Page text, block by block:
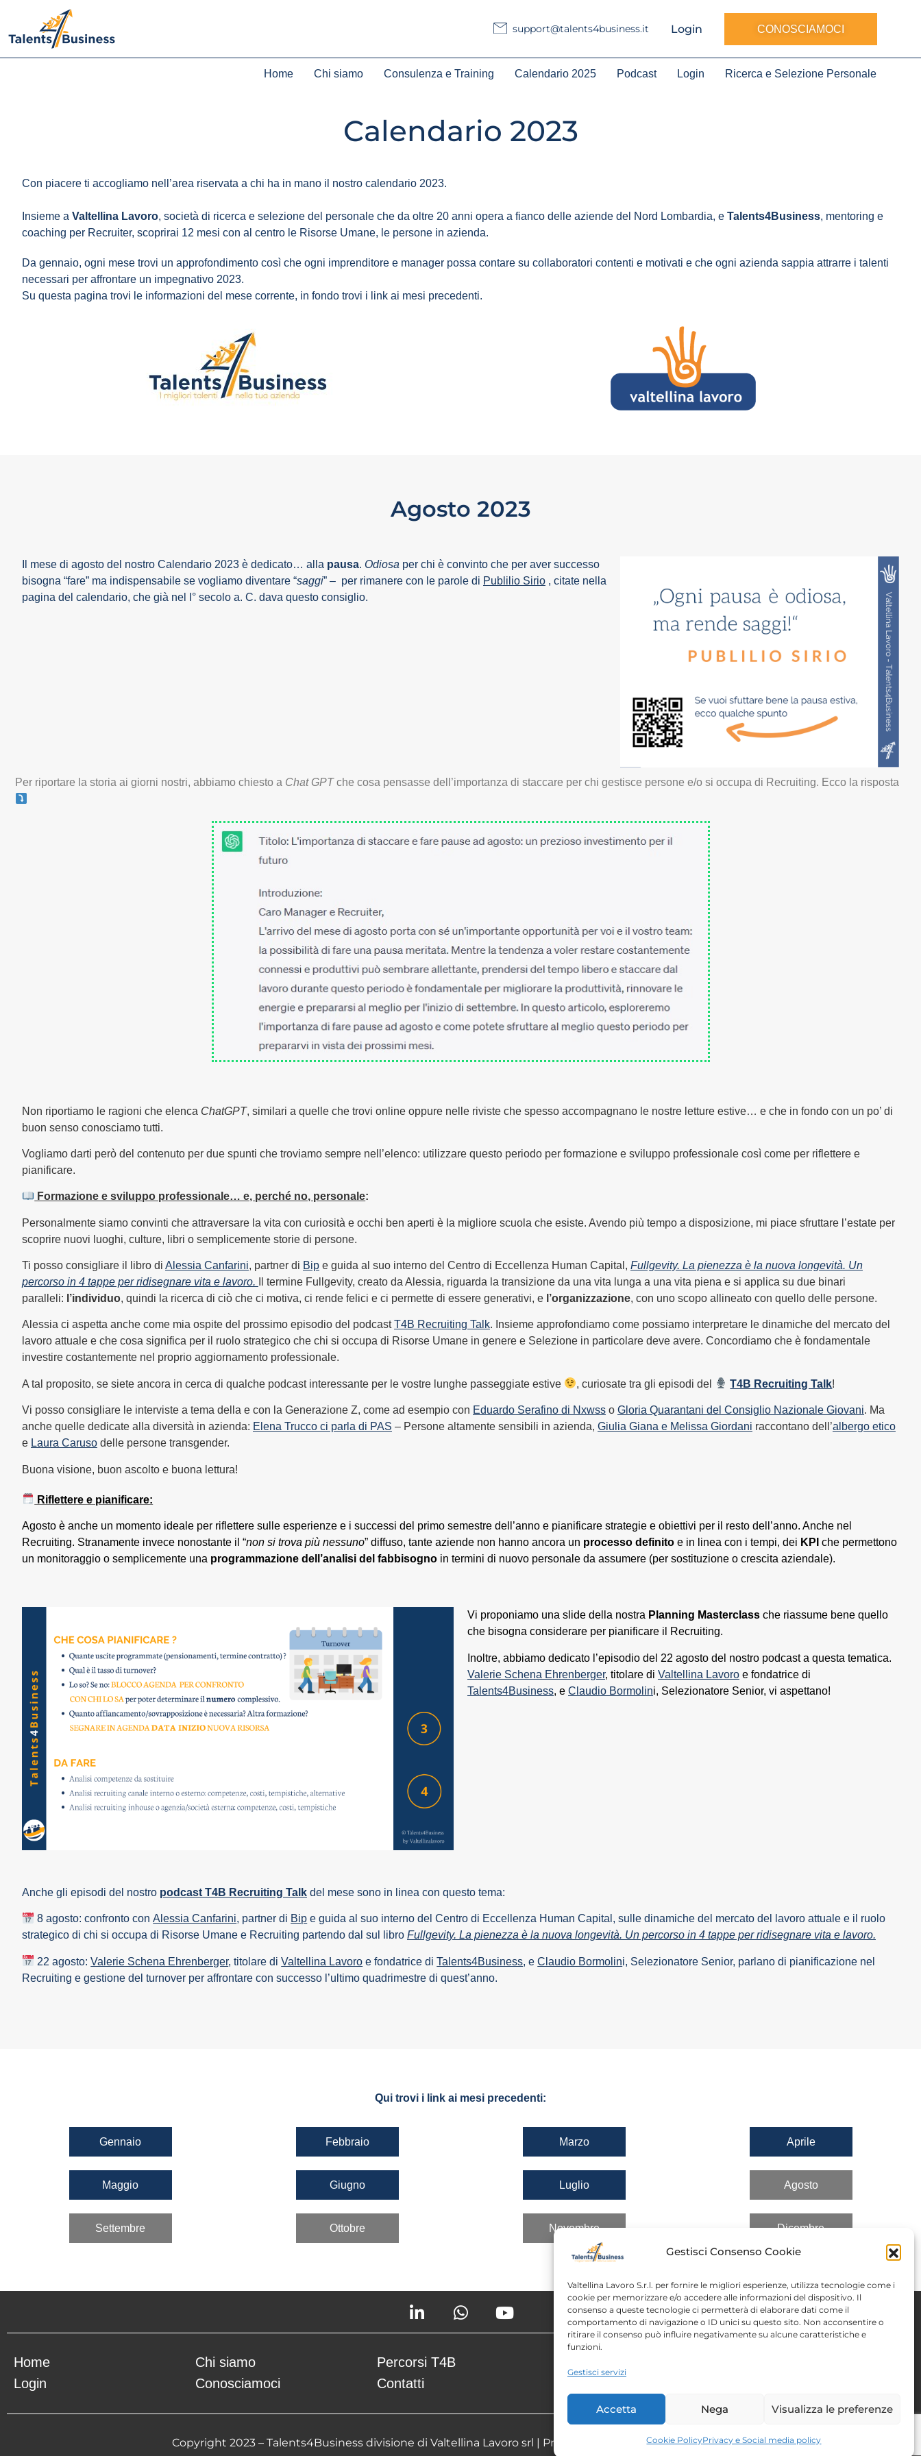
Gestisci Consenso Cookie
Valtellina Lavoro S.r.l. per fornire le migliori esperienze, utilizza tecnologie come i
cookie per memorizzare e/o accedere alle informazioni del dispositivo. Il
consenso a queste tecnologie ci permetterà di elaborare dati come il
comportamento di navigazione o ID unici su questo sito. Non acconsentire o
ritirare il consenso può influire negativamente su alcune caratteristiche e
funzioni.
Gestisci servizi
Accetta Nega Visualizza le preferenze
Cookie PolicyPrivacy e Social media policy
support@talents4business.it Login CONOSCIAMOCI
Home Chi siamo Consulenza e Training Calendario 2025 Podcast Login Ricerca e Selezione Personale
Calendario 2023 – Agosto
Calendario 2023
Con piacere ti accogliamo nell’area riservata a chi ha in mano il nostro calendario 2023.
Insieme a Valtellina Lavoro, società di ricerca e selezione del personale che da oltre 20 anni opera a fianco delle aziende del Nord Lombardia, e Talents4Business, mentoring e
coaching per Recruiter, scoprirai 12 mesi con al centro le Risorse Umane, le persone in azienda.
Da gennaio, ogni mese trovi un approfondimento così che ogni imprenditore e manager possa contare su collaboratori contenti e motivati e che ogni azienda sappia attrarre i talenti
necessari per affrontare un impegnativo 2023.
Su questa pagina trovi le informazioni del mese corrente, in fondo trovi i link ai mesi precedenti.
Agosto 2023
Il mese di agosto del nostro Calendario 2023 è dedicato… alla pausa. Odiosa per chi è convinto che per aver successo
bisogna “fare” ma indispensabile se vogliamo diventare “saggi” – per rimanere con le parole di Publilio Sirio , citate nella
pagina del calendario, che già nel I° secolo a. C. dava questo consiglio.
Per riportare la storia ai giorni nostri, abbiamo chiesto a Chat GPTche cosa pensasse dell’importanza di staccare per chi gestisce persone e/o si occupa di Recruiting. Ecco la risposta
Non riportiamo le ragioni che elenca ChatGPT, similari a quelle che trovi online oppure nelle riviste che spesso accompagnano le nostre letture estive… e che in fondo con un po’ di
buon senso conosciamo tutti.
Vogliamo darti però del contenuto per due spunti che troviamo sempre nell’elenco: utilizzare questo periodo per formazione e sviluppo professionale così come per riflettere e
pianificare.
Formazione e sviluppo professionale… e, perché no, personale:
Personalmente siamo convinti che attraversare la vita con curiosità e occhi ben aperti è la migliore scuola che esiste. Avendo più tempo a disposizione, mi piace sfruttare l’estate per
scoprire nuovi luoghi, culture, libri o semplicemente storie di persone.
Ti posso consigliare il libro di Alessia Canfarini, partner di Bip e guida al suo interno del Centro di Eccellenza Human Capital, Fullgevity. La pienezza è la nuova longevità. Un
percorso in 4 tappe per ridisegnare vita e lavoro.
Il termine Fullgevity, creato da Alessia, riguarda la transizione da una vita lunga a una vita piena e si applica su due binari
paralleli: l’individuo, quindi la ricerca di ciò che ci motiva, ci rende felici e ci permette di essere generativi, e l’organizzazione, con uno scopo allineato con quello delle persone.
Alessia ci aspetta anche come mia ospite del prossimo episodio del podcastT4B Recruiting Talk. Insieme approfondiamo come possiamo interpretare le dinamiche del mercato del
lavoro attuale e che cosa significa per il ruolo strategico che chi si occupa di Risorse Umane in genere e Selezione in particolare deve avere. Concordiamo che è fondamentale
investire costantemente nel proprio aggiornamento professionale.
A tal proposito, se siete ancora in cerca di qualche podcast interessante per le vostre lunghe passeggiate estive , curiosate tra gli episodi del T4B Recruiting Talk!
Vi posso consigliare le interviste a tema della e con la Generazione Z, come ad esempio con Eduardo Serafino di Nxwss o Gloria Quarantani del Consiglio Nazionale Giovani. Ma
anche quelle dedicate alla diversità in azienda: Elena Trucco ci parla di PAS – Persone altamente sensibili in azienda, Giulia Giana e Melissa Giordani raccontano dell’albergo etico
e Laura Caruso delle persone transgender.
Buona visione, buon ascolto e buona lettura!
Riflettere e pianificare:
Agosto è anche un momento ideale per riflettere sulle esperienze e i successi del primo semestre dell’anno e pianificare strategie e obiettivi per il resto dell’anno. Anche nel
Recruiting. Stranamente invece nonostante il “non si trova più nessuno” diffuso, tante aziende non hanno ancora un processo definito e in linea con i tempi, dei KPI che permettono
un monitoraggio o semplicemente una programmazione dell’analisi del fabbisogno in termini di nuovo personale da assumere (per sostituzione o crescita aziendale).
Vi proponiamo una slide della nostra Planning Masterclass che riassume bene quello
che bisogna considerare per pianificare il Recruiting.
Inoltre, abbiamo dedicato l’episodio del 22 agosto del nostro podcast a questa tematica.
Valerie Schena Ehrenberger, titolare di Valtellina Lavoro e fondatrice di
Talents4Business, e Claudio Bormolini, Selezionatore Senior, vi aspettano!
Anche gli episodi del nostro podcast T4B Recruiting Talk del mese sono in linea con questo tema:
8 agosto: confronto conAlessia Canfarini, partner di Bip e guida al suo interno del Centro di Eccellenza Human Capital, sulle dinamiche del mercato del lavoro attuale e il ruolo
strategico di chi si occupa di Risorse Umane e Recruiting partendo dal sul libro Fullgevity. La pienezza è la nuova longevità. Un percorso in 4 tappe per ridisegnare vita e lavoro.
22 agosto:Valerie Schena Ehrenberger, titolare diValtellina Lavoro e fondatrice diTalents4Business, eClaudio Bormolini, Selezionatore Senior, parlano di pianificazione nel
Recruiting e gestione del turnover per affrontare con successo l’ultimo quadrimestre di quest’anno.
Qui trovi i link ai mesi precedenti:
Gennaio Febbraio Marzo Aprile
Maggio Giugno Luglio Agosto
Settembre Ottobre Novembre Dicembre
Home
Login
Chi siamo
Conosciamoci
Percorsi T4B
Contatti
Copyright 2023 – Talents4Business divisione di Valtellina Lavoro srl | Privacy Policy | P.IVA/C.F. 00788210144